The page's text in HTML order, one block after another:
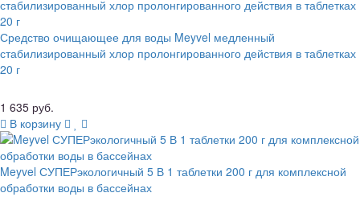
Средство очищающее для воды Meyvel медленный
стабилизированный хлор пролонгированного действия в таблетках
20 г
1 635 руб.
В корзину
Meyvel СУПЕРэкологичный 5 В 1 таблетки 200 г для комплексной
обработки воды в бассейнах